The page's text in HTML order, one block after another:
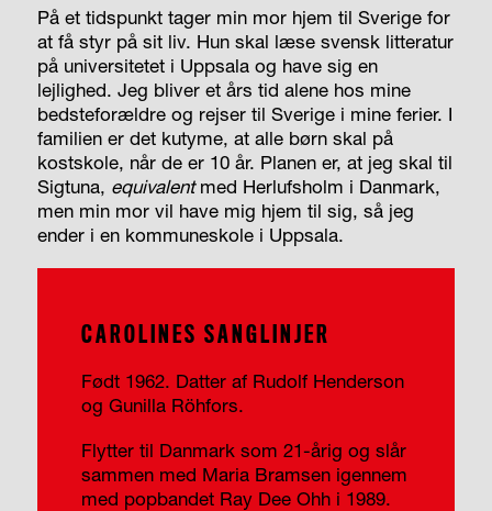
På et tidspunkt tager min mor hjem til Sverige for
at få styr på sit liv. Hun skal læse svensk litteratur
på universitetet i Uppsala og have sig en
lejlighed. Jeg bliver et års tid alene hos mine
bedsteforældre og rejser til Sverige i mine ferier. I
familien er det kutyme, at alle børn skal på
kostskole, når de er 10 år. Planen er, at jeg skal til
Sigtuna, equivalentmed Herlufsholm i Danmark,
men min mor vil have mig hjem til sig, så jeg
ender i en kommuneskole i Uppsala.
CAROLINES SANGLINJER
Født 1962. Datter af Rudolf Henderson
og Gunilla Röhfors.
Flytter til Danmark som 21-årig og slår
sammen med Maria Bramsen igennem
med popbandet Ray Dee Ohh i 1989.